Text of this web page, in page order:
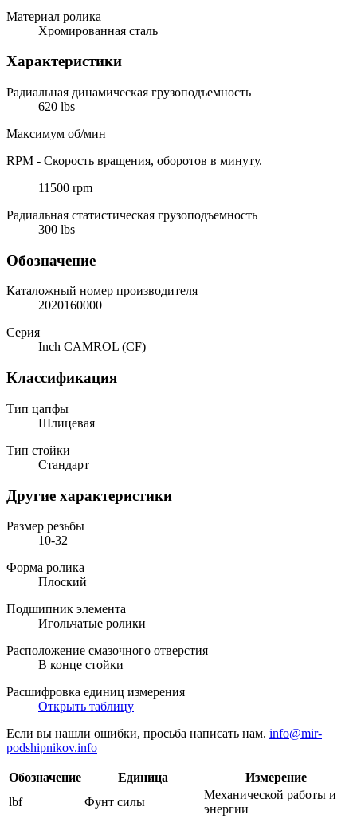
Материал ролика
Хромированная сталь
Характеристики
Радиальная динамическая грузоподъемность
620 lbs
Максимум об/мин
RPM - Скорость вращения, оборотов в минуту.
11500 rpm
Радиальная статистическая грузоподъемность
300 lbs
Обозначение
Каталожный номер производителя
2020160000
Серия
Inch CAMROL (CF)
Классификация
Тип цапфы
Шлицевая
Тип стойки
Стандарт
Другие характеристики
Размер резьбы
10-32
Форма ролика
Плоский
Подшипник элемента
Игольчатые ролики
Расположение смазочного отверстия
В конце стойки
Расшифровка единиц измерения
Открыть таблицу
Если вы нашли ошибки, просьба написать нам. info@mir-
podshipnikov.info
Обозначение Единица
Измерение
lbf
Фунт силы
Механической работы и
энергии